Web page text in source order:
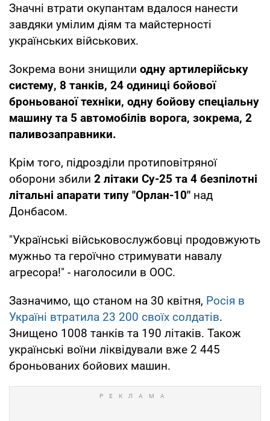
Значні втрати окупантам вдалося нанести
завдяки умілим діям та майстерності
українських військових.
Зокрема вони знищили одну артилерійську
систему, 8 танків, 24 одиниці бойової
броньованої техніки, одну бойову спеціальну
машину та 5 автомобілів ворога, зокрема, 2
паливозаправники.
Крім того, підрозділи протиповітряної
оборони збили 2 літаки Су-25 та 4 безпілотні
літальні апарати типу "Орлан-10" над
Донбасом.
"Українські військовослужбовці продовжують
мужньо та героїчно стримувати навалу
агресора!" - наголосили в ООС.
Зазначимо, що станом на 30 квітня, Росія в
Україні втратила 23 200 своїх солдатів.
Знищено 1008 танків та 190 літаків. Також
українські воїни ліквідували вже 2 445
броньованих бойових машин.